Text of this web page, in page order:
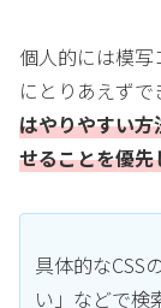
個人的には模写
にとりあえずで
はやりやすい
せることを優
具体的な
い」などで検